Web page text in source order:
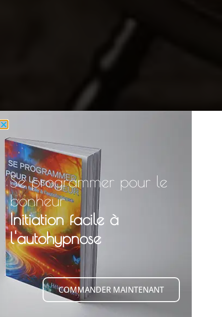
Se programmer pour le
bonheur
Initiation facile à
l'autohypnose
COMMANDER MAINTENANT